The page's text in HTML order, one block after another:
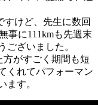
すけど、先生に数回
事に111kmも先週末
ございました。
がすごく期間も短
くれてパフォーマン
ます。